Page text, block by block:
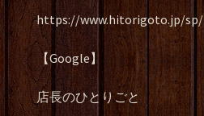
https://www.hitorigoto.jp/sp/
【Google】
店長のひとりごと